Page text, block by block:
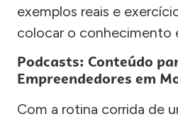
exemplos reais e
colocar o conhecimento
Podcasts: Conteúdo
Empreendedores em
Com a rotina corrida de